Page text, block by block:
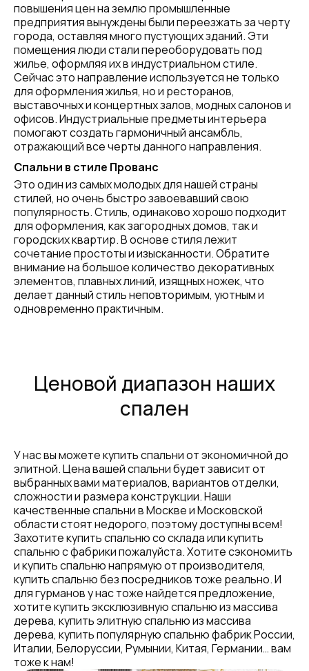
повышения цен на землю промышленные
предприятия вынуждены были переезжать за черту
города, оставляя много пустующих зданий. Эти
помещения люди стали переоборудовать под
жилье, оформляя их в индустриальном стиле.
Сейчас это направление используется не только
для оформления жилья, но и ресторанов,
выставочных и концертных залов, модных салонов и
офисов. Индустриальные предметы интерьера
помогают создать гармоничный ансамбль,
отражающий все черты данного направления.
Спальни в стиле Прованс
Это один из самых молодых для нашей страны
стилей, но очень быстро завоевавший свою
популярность. Стиль, одинаково хорошо подходит
для оформления, как загородных домов, так и
городских квартир. В основе стиля лежит
сочетание простоты и изысканности. Обратите
внимание на большое количество декоративных
элементов, плавных линий, изящных ножек, что
делает данный стиль неповторимым, уютным и
одновременно практичным.
Ценовой диапазон наших
спален
У нас вы можете купить спальни от экономичной до
элитной. Цена вашей спальни будет зависит от
выбранных вами материалов, вариантов отделки,
сложности и размера конструкции. Наши
качественные спальни в Москве и Московской
области стоят недорого, поэтому доступны всем!
Захотите купить спальню со склада или купить
спальню с фабрики пожалуйста. Хотите сэкономить
и купить спальню напрямую от производителя,
купить спальню без посредников тоже реально. И
для гурманов у нас тоже найдется предложение,
хотите купить эксклюзивную спальню из массива
дерева, купить элитную спальню из массива
дерева, купить популярную спальню фабрик России,
Италии, Белоруссии, Румынии, Китая, Германии… вам
тоже к нам!